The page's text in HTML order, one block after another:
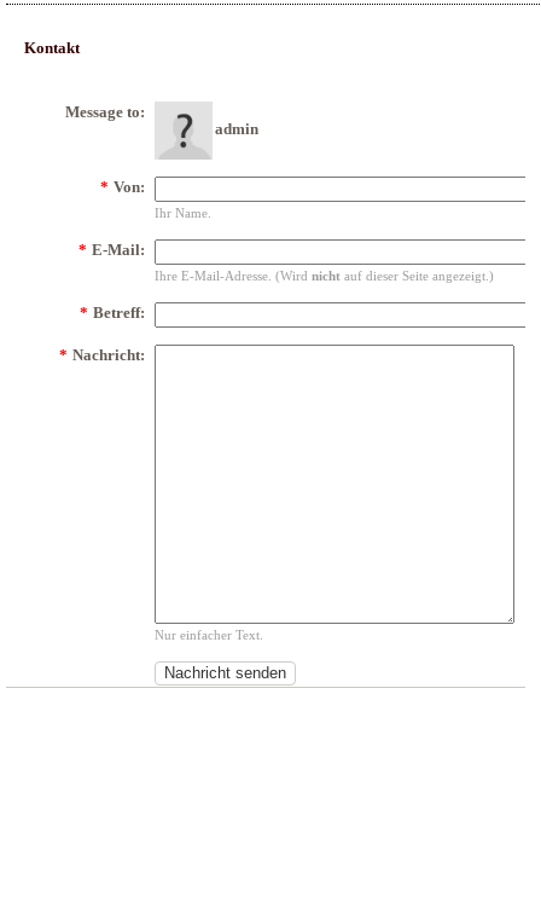
Kontakt
Message to:
admin
* Von:
Ihr Name.
* E-Mail:
Ihre E-Mail-Adresse. (Wird nicht auf dieser Seite angezeigt.)
* Betreff:
* Nachricht:
Nur einfacher Text.